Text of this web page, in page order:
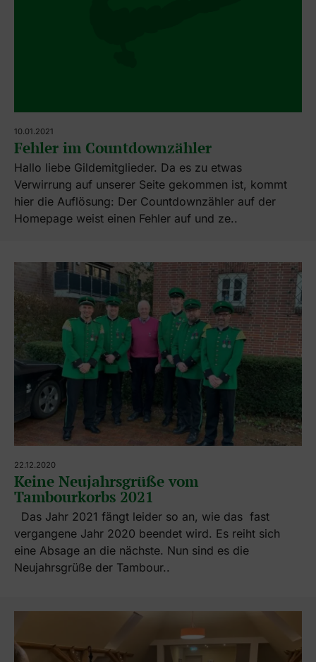
10.01.2021
Fehler im Countdownzähler
Hallo liebe Gildemitglieder. Da es zu etwas
Verwirrung auf unserer Seite gekommen ist, kommt
hier die Auflösung: Der Countdownzähler auf der
Homepage weist einen Fehler auf und ze..
22.12.2020
Keine Neujahrsgrüße vom
Tambourkorbs 2021
Das Jahr 2021 fängt leider so an, wie das fast
vergangene Jahr 2020 beendet wird. Es reiht sich
eine Absage an die nächste. Nun sind es die
Neujahrsgrüße der Tambour..